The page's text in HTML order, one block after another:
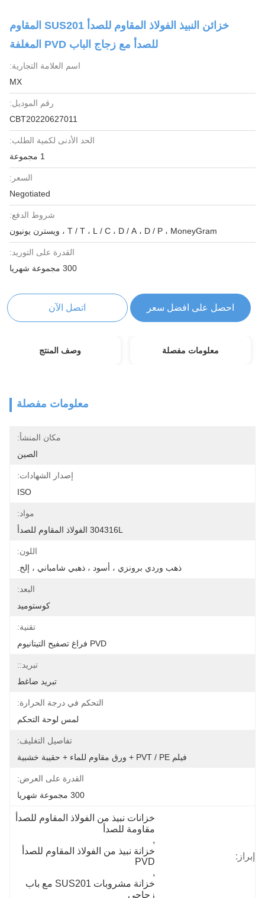
خزائن النبيذ الفولاذ المقاوم للصدأ SUS201 المقاوم
للصدأ مع زجاج الباب PVD المغلفة
اسم العلامة التجارية:
MX
رقم الموديل:
CBT20220627011
الحد الأدنى لكمية الطلب:
السعر:
Negotiated
شروط الدفع:
T / T ، L / C ، D / A ، D / P ، MoneyGram ، ويسترن يونيون
القدرة على التوريد:
300 مجموعة شهريا
احصل على افضل سعر اتصل الآن
معلومات مفصلة وصف المنتج
معلومات مفصلة
مكان المنشأ:
الصين
إصدار الشهادات:
ISO
مواد:
304316L الفولاذ المقاوم للصدأ
اللون:
ذهب وردي برونزي ، أسود ، ذهبي شامباني ، إلخ.
البعد:
كوستوميد
تقنية:
PVD فراغ تصفيح التيتانيوم
تبريد::
تبريد ضاغط
التحكم في درجة الحرارة:
لمس لوحة التحكم
تفاصيل التغليف:
فيلم PVT / PE + ورق مقاوم للماء + حقيبة خشبية
القدرة على العرض:
300 مجموعة شهريا
إبراز:
خزانات نبيذ من الفولاذ المقاوم للصدأ
مقاومة للصدأ
,
خزانة نبيذ من الفولاذ المقاوم للصدأ
PVD
,
خزانة مشروبات SUS201 مع باب
زجاجي